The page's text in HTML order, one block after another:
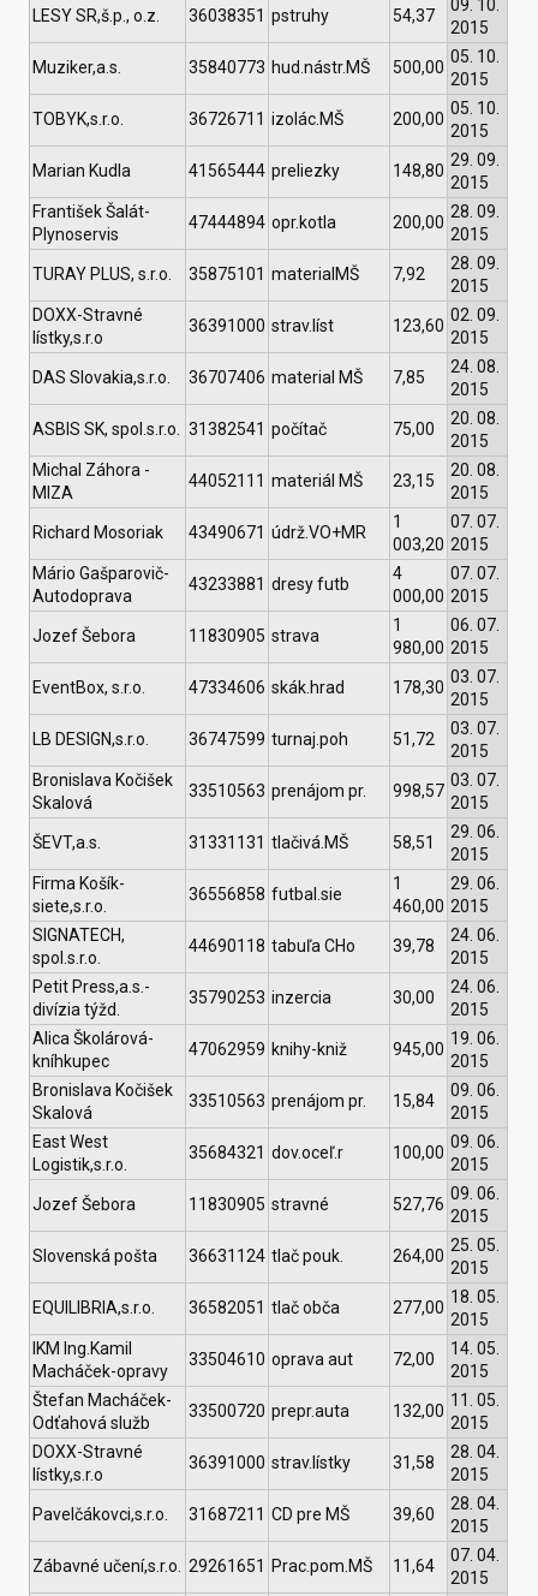
LESY SR,š.p., o.z. 36038351 pstruhy 54,37
09. 10.
2015
Muziker,a.s. 35840773 hud.nástr.MŠ 500,00
05. 10.
2015
TOBYK,s.r.o. 36726711 izolác.MŠ 200,00
05. 10.
2015
Marian Kudla 41565444 preliezky 148,80
29. 09.
2015
František Šalát-
Plynoservis
47444894 opr.kotla 200,00
28. 09.
2015
TURAY PLUS, s.r.o. 35875101 materialMŠ 7,92
28. 09.
2015
DOXX-Stravné
lístky,s.r.o
36391000 strav.líst 123,60
02. 09.
2015
DAS Slovakia,s.r.o. 36707406 material MŠ 7,85
24. 08.
2015
ASBIS SK, spol.s.r.o. 31382541 počítač 75,00
20. 08.
2015
Michal Záhora -
MIZA
44052111 materiál MŠ 23,15
20. 08.
2015
Richard Mosoriak 43490671 údrž.VO+MR
1
003,20
07. 07.
2015
Mário Gašparovič-
Autodoprava
43233881 dresy futb
4
000,00
07. 07.
2015
Jozef Šebora 11830905 strava
1
980,00
06. 07.
2015
EventBox, s.r.o. 47334606 skák.hrad 178,30
03. 07.
2015
LB DESIGN,s.r.o. 36747599 turnaj.poh 51,72
03. 07.
2015
Bronislava Kočišek
Skalová
33510563 prenájom pr. 998,57
03. 07.
2015
ŠEVT,a.s. 31331131 tlačivá.MŠ 58,51
29. 06.
2015
Firma Košík-
siete,s.r.o.
36556858 futbal.sie
1
460,00
29. 06.
2015
SIGNATECH,
spol.s.r.o.
44690118 tabuľa CHo 39,78
24. 06.
2015
Petit Press,a.s.-
divízia týžd.
35790253 inzercia 30,00
24. 06.
2015
Alica Školárová-
kníhkupec
47062959 knihy-kniž 945,00
19. 06.
2015
Bronislava Kočišek
Skalová
33510563 prenájom pr. 15,84
09. 06.
2015
East West
Logistik,s.r.o.
35684321 dov.oceľ.r 100,00
09. 06.
2015
Jozef Šebora 11830905 stravné 527,76
09. 06.
2015
Slovenská pošta 36631124 tlač pouk. 264,00
25. 05.
2015
EQUILIBRIA,s.r.o. 36582051 tlač obča 277,00
18. 05.
2015
IKM Ing.Kamil
Macháček-opravy
33504610 oprava aut 72,00
14. 05.
2015
Štefan Macháček-
Odťahová služb
33500720 prepr.auta 132,00
11. 05.
2015
DOXX-Stravné
lístky,s.r.o
36391000 strav.lístky 31,58
28. 04.
2015
Pavelčákovci,s.r.o. 31687211 CD pre MŠ 39,60
28. 04.
2015
Zábavné učení,s.r.o. 29261651 Prac.pom.MŠ 11,64
07. 04.
2015